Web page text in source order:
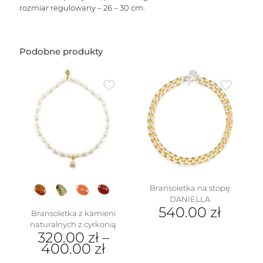
rozmiar regulowany – 26 – 30 cm.
Podobne produkty
Bransoletka z kamieni
naturalnych z cyrkonią
320.00 zł–
400.00zł
Bransoletka na stopę
DANIELLA
540.00 zł